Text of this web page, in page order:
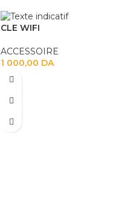
CLE WIFI
ACCESSOIRE
1 000,00 DA